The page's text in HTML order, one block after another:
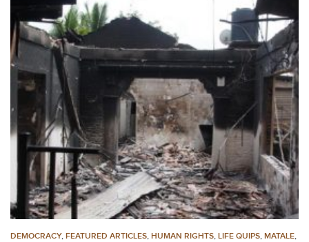
DEMOCRACY, FEATURED ARTICLES, HUMAN RIGHTS, LIFE QUIPS, MATALE,